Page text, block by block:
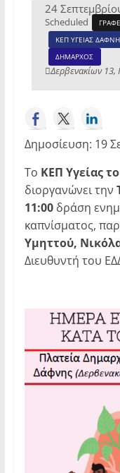
24
Scheduled
ΚΕΠ ΥΓΕΙΑΣ
ΔΗΜΑΡΧΟΣ
Δερβενακίων 13,
Δημοσίευση: 19
Το ΚΕΠ Υγείας
διοργανώνει την
11:00δράση
καπνίσματος,
Υμηττού,
Διευθυντή του